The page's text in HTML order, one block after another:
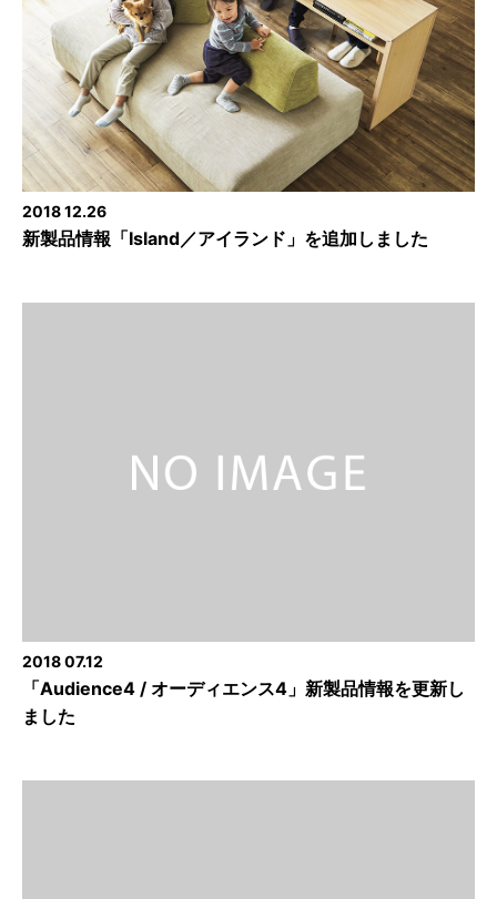
2018 12.26
新製品情報「Island／アイランド」を追加しました
2018 07.12
「Audience4 / オーディエンス4」新製品情報を更新し
ました